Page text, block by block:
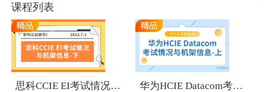
课程列表
思科CCIE EI考试情况与机架信息-下 华为HCIE Datacom考试情况与机架信息-上